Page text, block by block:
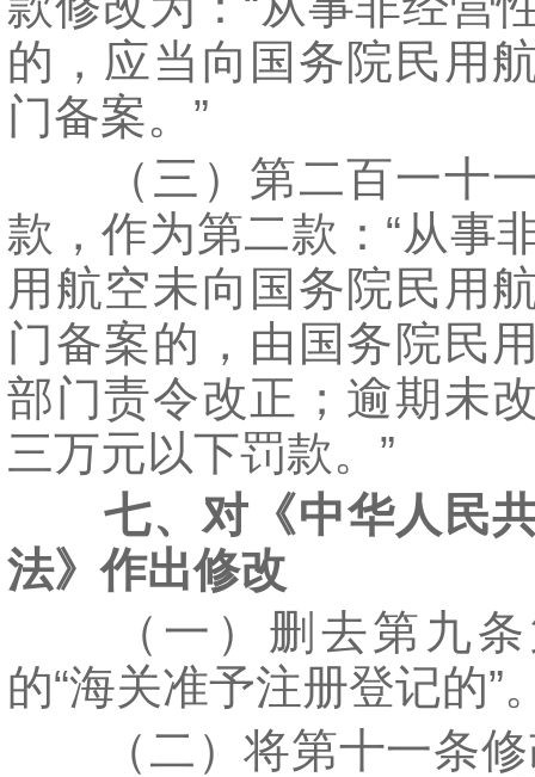
的，应当向国务院民用
门备案。”
（三）第二百一十一
款，作为第二款：“从事
用航空未向国务院民用
门备案的，由国务院民
部门责令改正；逾期未
三万元以下罚款。”
七、对《中华人民
法》作出修改
（一）删去第九条
的“海关准予注册登记的”
（二）将第十一条修